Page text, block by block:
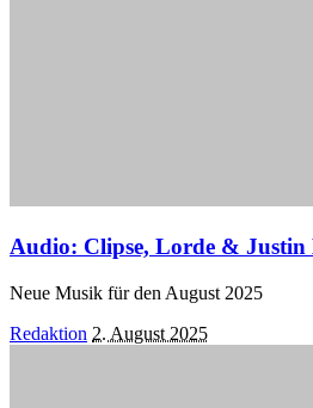
Audio: Clipse, Lorde & Justin
Neue Musik für den August 2025
Posted
Redaktion 2. August 2025